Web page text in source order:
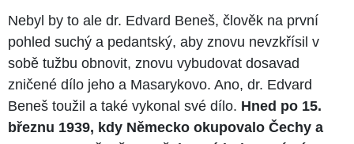
Nebyl by to ale dr. Edvard Beneš, člověk na první
pohled suchý a pedantský, aby znovu nevzkřísil v
sobě tužbu obnovit, znovu vybudovat dosavad
zničené dílo jeho a Masarykovo. Ano, dr. Edvard
Beneš toužil a také vykonal své dílo. Hned po 15.
březnu 1939, kdy Německo okupovalo Čechy a